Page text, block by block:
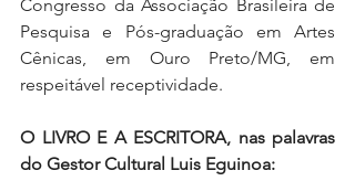
Congresso da Associação Brasileira de
Pesquisa e Pós-graduação em Artes
Cênicas, em Ouro Preto/MG, em
respeitável receptividade.
O LIVRO E A ESCRITORA, nas palavras
do Gestor Cultural Luis Eguinoa: